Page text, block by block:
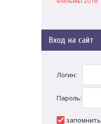
Вход на сайт
Логин:
Пароль:
запомнить